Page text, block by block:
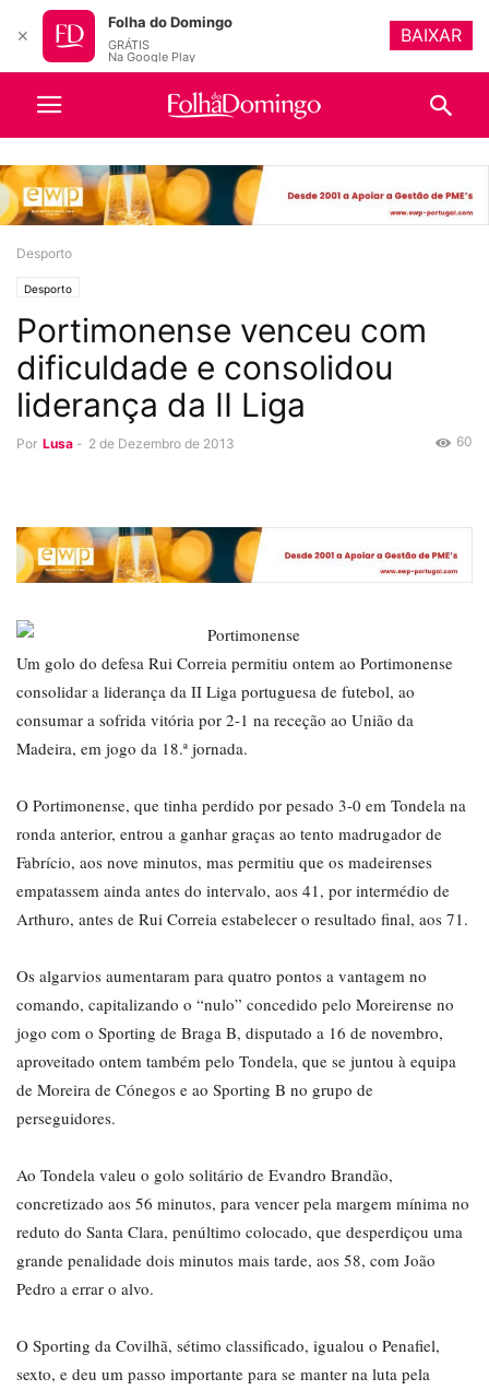
Desporto
Desporto
Portimonense venceu com
dificuldade e consolidou
liderança da II Liga
Por Lusa - 2 de Dezembro de 2013 60
Um golo do defesa Rui Correia permitiu ontem ao Portimonense
consolidar a liderança da II Liga portuguesa de futebol, ao
consumar a sofrida vitória por 2-1 na receção ao União da
Madeira, em jogo da 18.ª jornada.
O Portimonense, que tinha perdido por pesado 3-0 em Tondela na
ronda anterior, entrou a ganhar graças ao tento madrugador de
Fabrício, aos nove minutos, mas permitiu que os madeirenses
empatassem ainda antes do intervalo, aos 41, por intermédio de
Arthuro, antes de Rui Correia estabelecer o resultado final, aos 71.
Os algarvios aumentaram para quatro pontos a vantagem no
comando, capitalizando o “nulo” concedido pelo Moreirense no
jogo com o Sporting de Braga B, disputado a 16 de novembro,
aproveitado ontem também pelo Tondela, que se juntou à equipa
de Moreira de Cónegos e ao Sporting B no grupo de
perseguidores.
Ao Tondela valeu o golo solitário de Evandro Brandão,
concretizado aos 56 minutos, para vencer pela margem mínima no
reduto do Santa Clara, penúltimo colocado, que desperdiçou uma
grande penalidade dois minutos mais tarde, aos 58, com João
Pedro a errar o alvo.
O Sporting da Covilhã, sétimo classificado, igualou o Penafiel,
sexto, e deu um passo importante para se manter na luta pela
✕
Folha do Domingo
GRÁTIS
Na Google Play
BAIXAR